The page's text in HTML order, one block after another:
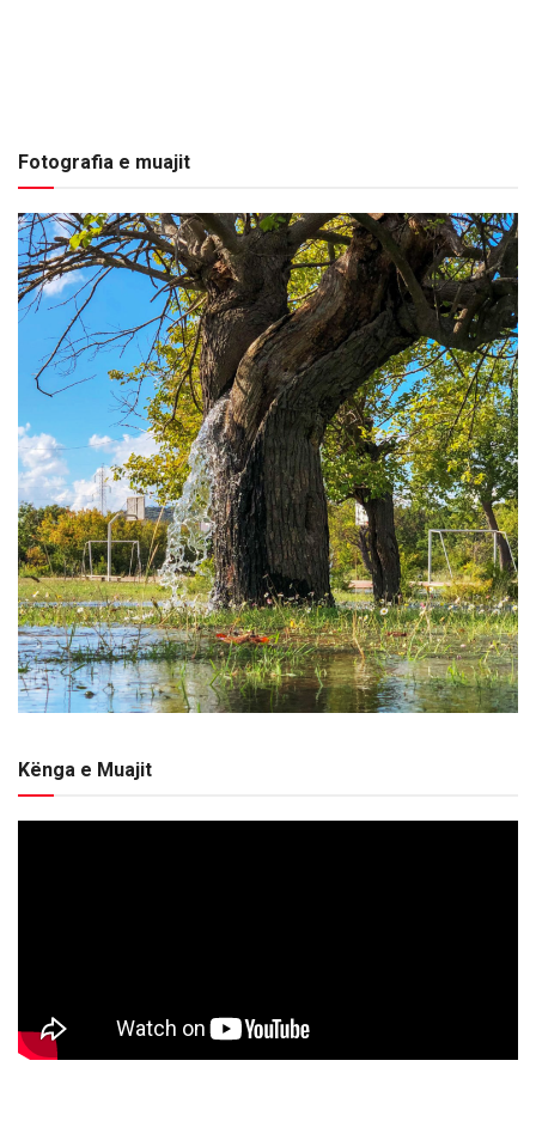
Fotografia e muajit
Kënga e Muajit